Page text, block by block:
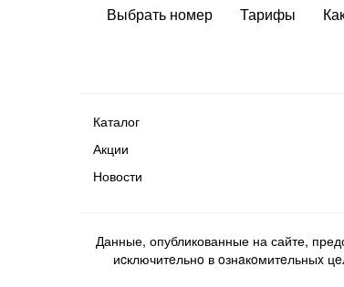
Выбрать номер Тарифы
Каталог
Акции
Новости
Данные, опубликованные на сайте,
иcключитeльнo в oзнaкoмитeльныx